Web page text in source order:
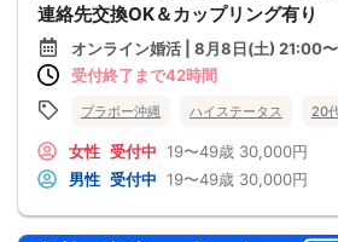
連絡先交換OK＆カップリング有り
オンライン婚活 | 8月8日(土) 21:00〜
受付終了まで42時間
ブラボー沖縄 ハイステータス 20
女性 受付中 19〜49歳 30,000円
男性 受付中 19〜49歳 30,000円